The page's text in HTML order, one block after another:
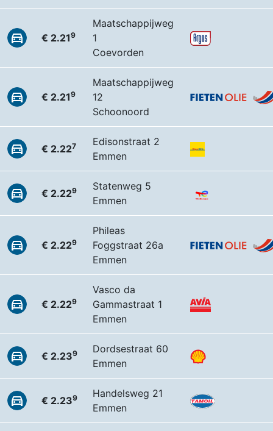
€ 2.219
Maatschappijweg
1
Coevorden
€ 2.219
Maatschappijweg
12
Schoonoord
€ 2.227
Edisonstraat 2
Emmen
€ 2.229
Statenweg 5
Emmen
€ 2.229
Phileas
Foggstraat 26a
Emmen
€ 2.229
Vasco da
Gammastraat 1
Emmen
€ 2.239
Dordsestraat 60
Emmen
€ 2.239
Handelsweg 21
Emmen